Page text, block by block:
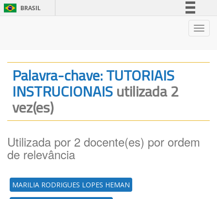
BRASIL
Legislação
Canais
Palavra-chave: TUTORIAIS
INSTRUCIONAISutilizada 2
vez(es)
Utilizada por 2 docente(es) por ordem
de relevância
MARILIA RODRIGUES LOPES HEMAN